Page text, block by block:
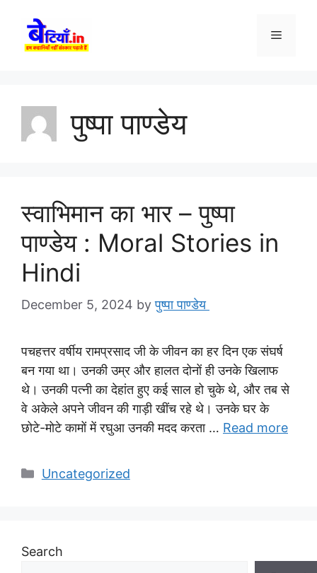
content
Menu
पुष्पा पाण्डेय
स्वाभिमान का भार – पुष्पा
पाण्डेय : Moral Stories in
Hindi
December 5, 2024 byपुष्पा पाण्डेय
पचहत्तर वर्षीय रामप्रसाद जी के जीवन का हर दिन एक संघर्ष
बन गया था। उनकी उम्र और हालत दोनों ही उनके खिलाफ
थे। उनकी पत्नी का देहांत हुए कई साल हो चुके थे, और तब से
वे अकेले अपने जीवन की गाड़ी खींच रहे थे। उनके घर के
छोटे-मोटे कामों में रघुआ उनकी मदद करता … Read more
Categories
Uncategorized
Search